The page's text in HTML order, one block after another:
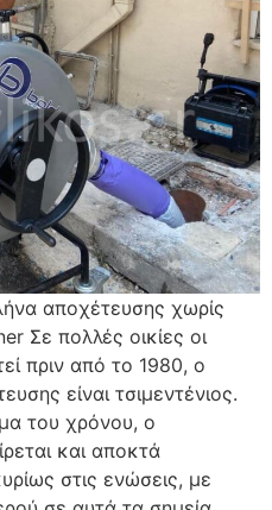
αποχέτευσης χωρίς
Σε πολλές οικίες οι
πριν από το 1980, ο
είναι τσιμεντένιος.
του χρόνου, ο
και αποκτά
στις ενώσεις, με